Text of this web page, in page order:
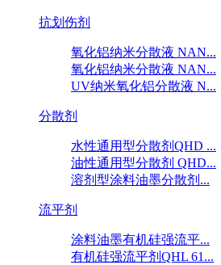
抗划伤剂
氧化铝纳米分散液 NAN...
氧化铝纳米分散液 NAN...
UV纳米氧化铝分散液 N...
分散剂
水性通用型分散剂QHD ...
油性通用型分散剂 QHD...
溶剂型涂料油墨分散剂...
流平剂
涂料油墨有机硅强流平...
有机硅强流平剂QHL 61...